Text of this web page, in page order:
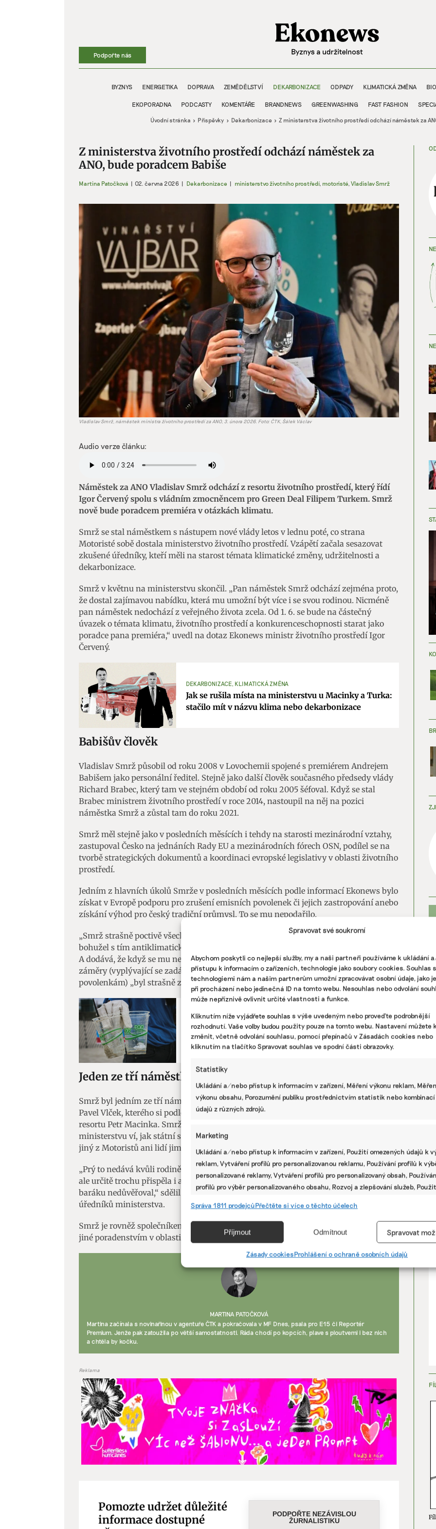
Spravovat své soukromí
Abychom poskytli co nejlepší služby, my a naši partneři používáme k ukládání
přístupu k informacím o zařízeních, technologie jako soubory cookies. Souhlas
technologiemi nám a našim partnerům umožní zpracovávat osobní údaje, jako
při procházení nebo jedinečná ID na tomto webu. Nesouhlas nebo odvolání
může nepříznivě ovlivnit určité vlastnosti a funkce.
Kliknutím níže vyjádřete souhlas s výše uvedeným nebo proveďte podrobnější
rozhodnutí. Vaše volby budou použity pouze na tomto webu. Nastavení můžete
změnit, včetně odvolání souhlasu, pomocí přepínačů v Zásadách cookies nebo
kliknutím na tlačítko Spravovat souhlas ve spodní části obrazovky.
Statistiky
Ukládání a/nebo přístup k informacím v zařízení, Měření výkonu reklam,
výkonu obsahu, Porozumění publiku prostřednictvím statistik nebo kombinací
údajů z různých zdrojů.
Marketing
Ukládání a/nebo přístup k informacím v zařízení, Použití omezených údajů k
reklam, Vytváření profilů pro personalizovanou reklamu, Používání profilů k
personalizované reklamy, Vytváření profilů pro personalizovaný obsah,
profilů pro výběr personalizovaného obsahu, Rozvoj a zlepšování služeb,
Přiřazování a kombinování údajů z jiných zdrojů údajů, Propojení různých
zařízení, Identifikace zařízení na základě automaticky přenášených
Používání přesných údajů o zeměpisné poloze, Identifikace zařízení na
Zajištění bezpečnosti, předcházení a zjišťování podvodů a
Ukládání a sdělování voleb ochrany osobních údajů.
Správa 1811 prodejcůPřečtěte si více o těchto účelech
Příjmout Odmítnout Spravovat
Zásady cookiesProhlášení o ochraně osobních údajů
Podpořte nás
BYZNYS ENERGETIKA DOPRAVA ZEMĚDĚLSTVÍ DEKARBONIZACE ODPADY KLIMATICKÁ ZMĚNA
EKOPORADNA PODCASTY KOMENTÁŘE BRANDNEWS GREENWASHING FAST FASHION
Úvodní stránka Příspěvky Dekarbonizace Z ministerstva životního prostředí odchází náměstek za
Z ministerstva životního prostředí odchází náměstek za
ANO, bude poradcem Babiše
Martina Patočková | 02. června 2026 | Dekarbonizace | ministerstvo životního prostředí, motoristé, Vladislav Smrž
Zobrazit
větší
obrázek
Vladislav Smrž, náměstek ministra životního prostředí za ANO, 3. února 2026. Foto: ČTK, Šálek Václav
Audio verze článku:
Náměstek za ANO Vladislav Smrž odchází z resortu životního prostředí, který řídí
Igor Červený spolu s vládním zmocněncem pro Green Deal Filipem Turkem. Smrž
nově bude poradcem premiéra v otázkách klimatu.
Smrž se stal náměstkem s nástupem nové vlády letos v lednu poté, co strana
Motoristé sobě dostala ministerstvo životního prostředí. Vzápětí začala sesazovat
zkušené úředníky, kteří měli na starost témata klimatické změny, udržitelnosti a
dekarbonizace.
Smrž v květnu na ministerstvu skončil. „Pan náměstek Smrž odchází zejména proto,
že dostal zajímavou nabídku, která mu umožní být více i se svou rodinou. Nicméně
pan náměstek nedochází z veřejného života zcela. Od 1. 6. se bude na částečný
úvazek o témata klimatu, životního prostředí a konkurenceschopnosti starat jako
poradce pana premiéra,“ uvedl na dotaz Ekonews ministr životního prostředí Igor
Červený.
DEKARBONIZACE, KLIMATICKÁ ZMĚNA
Jak se rušila místa na ministerstvu u Macinky a Turka:
stačilo mít v názvu klima nebo dekarbonizace
Babišův člověk
Vladislav Smrž působil od roku 2008 v Lovochemii spojené s premiérem Andrejem
Babišem jako personální ředitel. Stejně jako další člověk současného předsedy vlády
Richard Brabec, který tam ve stejném období od roku 2005 šéfoval. Když se stal
Brabec ministrem životního prostředí v roce 2014, nastoupil na něj na pozici
náměstka Smrž a zůstal tam do roku 2021.
Smrž měl stejně jako v posledních měsících i tehdy na starosti mezinárodní vztahy,
zastupoval Česko na jednáních Rady EU a mezinárodních fórech OSN, podílel se na
tvorbě strategických dokumentů a koordinaci evropské legislativy v oblasti životního
prostředí.
Jedním z hlavních úkolů Smrže v posledních měsících podle informací Ekonews bylo
získat v Evropě podporu pro zrušení emisních povolenek či jejich zastropování anebo
získání výhod pro český tradiční průmysl. To se mu nepodařilo.
„Smrž strašně poctivě všechny možné spojence objíždí, je hodně pracovitý, ale
bohužel s tím antiklimatickým cílem,“ popisuje jeden z dobře informovaných zdrojů.
A dodává, že když se mu nedařilo sehnat blokační menšinu či větší podporu pro své
záměry (vyplývající se zadání vlády, která od začátku brojí proti emisním
povolenkám) „byl strašně zklamaný“.
ESG
Dvacet zemí Unie včetně Česka nesplnilo povinnost
ohledně zelených tvrzení. Nyní mají dva měsíce na
nápravu
Jeden ze tří náměstků
Smrž byl jedním ze tří náměstků na ministerstvu. Dalším je Martin Weiss za SPD a
Pavel Vlček, kterého si podle Hospodářských novin vyhlédl dřívější pověřený šéf
resortu Petr Macinka. Smrž tak jako jediný z nově nastoupivší garnitury na
ministerstvu ví, jak státní správa funguje a orientuje se v jejích strukturách. Nikdo
jiný z Motoristů ani lidí jimi dosazených tyto zkušenosti nemá.
„Prý to nedává kvůli rodině, která je Ostravy, a on musel dost cestovat. K rozhodnutí
ale určitě trochu přispěla i atmosféra na ministerstvu, kde jej často obcházeli a ani on
baráku nedůvěřoval,“ sdělil Ekonews neoficiální možný důvod odchodu jeden z
úředníků ministerstva.
Smrž je rovněž společníkem firmy Tasked, která působí v Ostravě a zabývá se mimo
jiné poradenstvím v oblasti životního prostředí.
MARTINA PATOČKOVÁ
Martina začínala s novinařinou v agentuře ČTK a pokračovala v MF Dnes, psala pro E15 či Reportér
Premium. Jenže pak zatoužila po větší samostatnosti. Ráda chodí po kopcích, plave s ploutvemi i bez nich
a chtěla by kočku.
Reklama
Pomozte udržet důležité
informace dostupné